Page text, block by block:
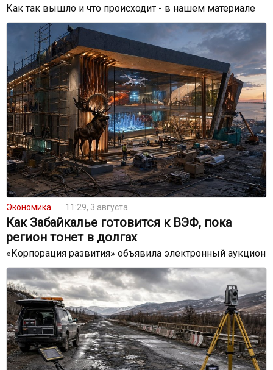
Как так вышло и что происходит - в нашем материале
Экономика 11:29, 3 августа
Как Забайкалье готовится к ВЭФ, пока
регион тонет в долгах
«Корпорация развития» объявила электронный аукцион